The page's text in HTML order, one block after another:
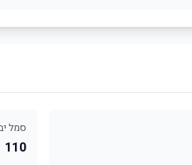
סמל
110